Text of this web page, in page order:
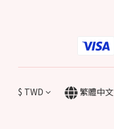
$ TWD 繁體中文